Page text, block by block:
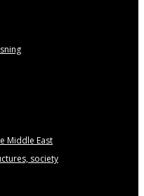
Middle East
society